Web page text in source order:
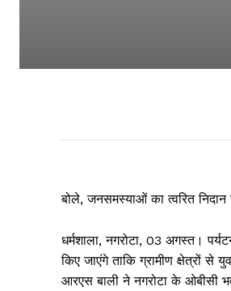
बोले, जनसमस्याओं का त्वरित निदान
धर्मशाला, नगरोटा, 03 अगस्त।
किए जाएंगे ताकि ग्रामीण क्षेत्रों से
आरएस बाली ने नगरोटा के ओबीसी